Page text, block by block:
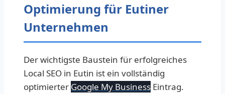
Optimierung für Eutiner
Unternehmen
Der wichtigste Baustein für erfolgreiches
Local SEO in Eutin ist ein vollständig
optimierter Google My Business Eintrag.